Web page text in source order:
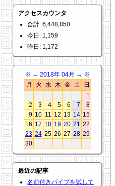
アクセスカウンタ
合計: 6,448,850
今日: 1,159
昨日: 1,172
※ ← 2018年 04月 → ※
月
火 水 木 金 土
日
1
2
3 4 5 6 7
8
9 10 11 12 13 14 15
16 17 18 19 20 21 22
23 24 25 26 27 28 29
30
最近の記事
名前付きパイプを試して